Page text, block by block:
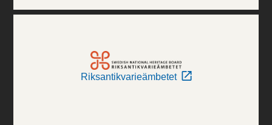
Riksantikvarieämbetet